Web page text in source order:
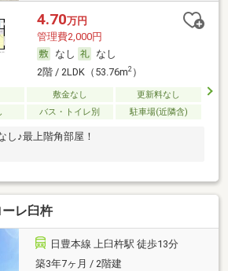
4.70万円
管理費2,000円
なし
なし
2階 / 2LDK（53.76m2）
敷金なし
更新料なし
バス・トイレ別 駐車場(近隣含)
し♪最上階角部屋！
ーレ臼杵
日豊本線 上臼杵駅 徒歩13分
築3年7ヶ月 / 2階建